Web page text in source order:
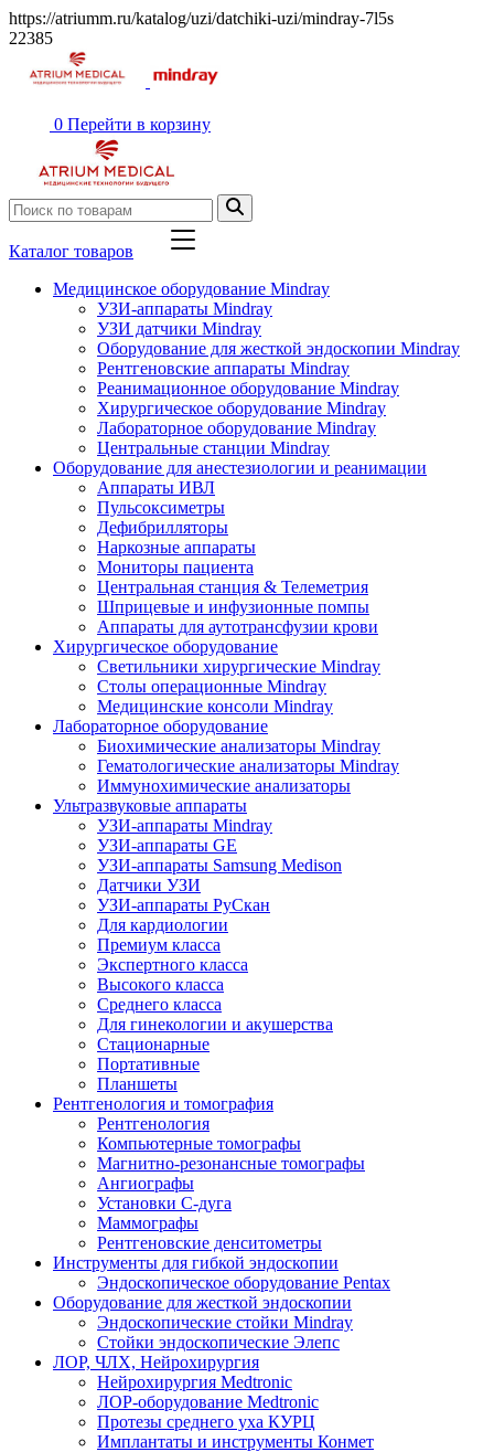
https://atriumm.ru/katalog/uzi/datchiki-uzi/mindray-7l5s
22385
0 Перейти в корзину
Каталог товаров
Медицинское оборудование Mindray
УЗИ-аппараты Mindray
УЗИ датчики Mindray
Оборудование для жесткой эндоскопии Mindray
Рентгеновские аппараты Mindray
Реанимационное оборудование Mindray
Хирургическое оборудование Mindray
Лабораторное оборудование Mindray
Центральные станции Mindray
Оборудование для анестезиологии и реанимации
Аппараты ИВЛ
Пульсоксиметры
Дефибрилляторы
Наркозные аппараты
Мониторы пациента
Центральная станция & Телеметрия
Шприцевые и инфузионные помпы
Аппараты для аутотрансфузии крови
Хирургическое оборудование
Светильники хирургические Mindray
Столы операционные Mindray
Медицинские консоли Mindray
Лабораторное оборудование
Биохимические анализаторы Mindray
Гематологические анализаторы Mindray
Иммунохимические анализаторы
Ультразвуковые аппараты
УЗИ-аппараты Mindray
УЗИ-аппараты GE
УЗИ-аппараты Samsung Medison
Датчики УЗИ
УЗИ-аппараты РуСкан
Для кардиологии
Премиум класса
Экспертного класса
Высокого класса
Среднего класса
Для гинекологии и акушерства
Стационарные
Портативные
Планшеты
Рентгенология и томография
Рентгенология
Компьютерные томографы
Магнитно-резонансные томографы
Ангиографы
Установки С-дуга
Маммографы
Рентгеновские денситометры
Инструменты для гибкой эндоскопии
Эндоскопическое оборудование Pentax
Оборудование для жесткой эндоскопии
Эндоскопические стойки Mindray
Стойки эндоскопические Элепс
ЛОР, ЧЛХ, Нейрохирургия
Нейрохирургия Medtronic
ЛОР-оборудование Medtronic
Протезы среднего уха КУРЦ
Имплантаты и инструменты Конмет